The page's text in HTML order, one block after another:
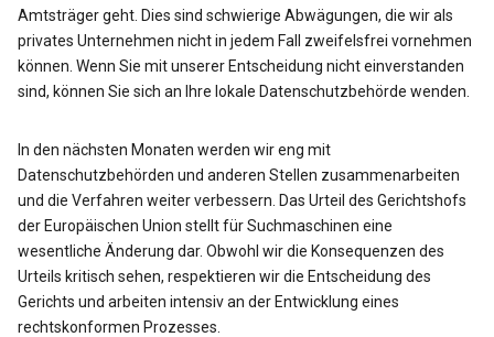
Amtsträger geht. Dies sind schwierige Abwägungen, die wir als
privates Unternehmen nicht in jedem Fall zweifelsfrei vornehmen
können. Wenn Sie mit unserer Entscheidung nicht einverstanden
sind, können Sie sich an Ihre lokale Datenschutzbehörde wenden.
In den nächsten Monaten werden wir eng mit
Datenschutzbehörden und anderen Stellen zusammenarbeiten
und die Verfahren weiter verbessern. Das Urteil des Gerichtshofs
der Europäischen Union stellt für Suchmaschinen eine
wesentliche Änderung dar. Obwohl wir die Konsequenzen des
Urteils kritisch sehen, respektieren wir die Entscheidung des
Gerichts und arbeiten intensiv an der Entwicklung eines
rechtskonformen Prozesses.